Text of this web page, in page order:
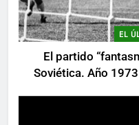
EL
El partido
Soviética. Año